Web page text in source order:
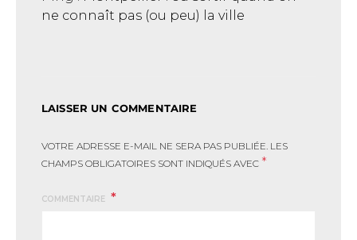
ne connaît pas (ou peu) la ville
LAISSER UN COMMENTAIRE
VOTRE ADRESSE E-MAIL NE SERA PAS PUBLIÉE. LES
CHAMPS OBLIGATOIRES SONT INDIQUÉS AVEC *
COMMENTAIRE